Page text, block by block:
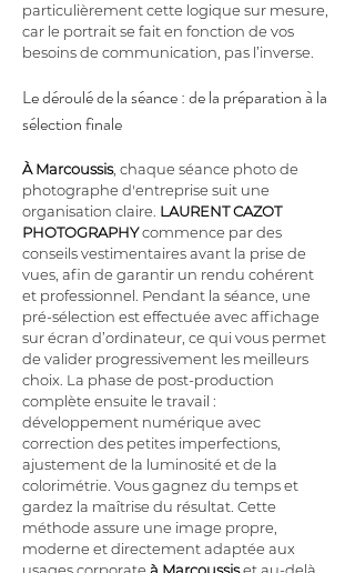
particulièrement cette logique sur mesure,
car le portrait se fait en fonction de vos
besoins de communication, pas l’inverse.
Le déroulé de la séance : de la préparation à la
sélection finale
À Marcoussis, chaque séance photo de
photographe d'entreprise suit une
organisation claire. LAURENT CAZOT
PHOTOGRAPHY commence par des
conseils vestimentaires avant la prise de
vues, afin de garantir un rendu cohérent
et professionnel. Pendant la séance, une
pré-sélection est effectuée avec affichage
sur écran d’ordinateur, ce qui vous permet
de valider progressivement les meilleurs
choix. La phase de post-production
complète ensuite le travail :
développement numérique avec
correction des petites imperfections,
ajustement de la luminosité et de la
colorimétrie. Vous gagnez du temps et
gardez la maîtrise du résultat. Cette
méthode assure une image propre,
moderne et directement adaptée aux